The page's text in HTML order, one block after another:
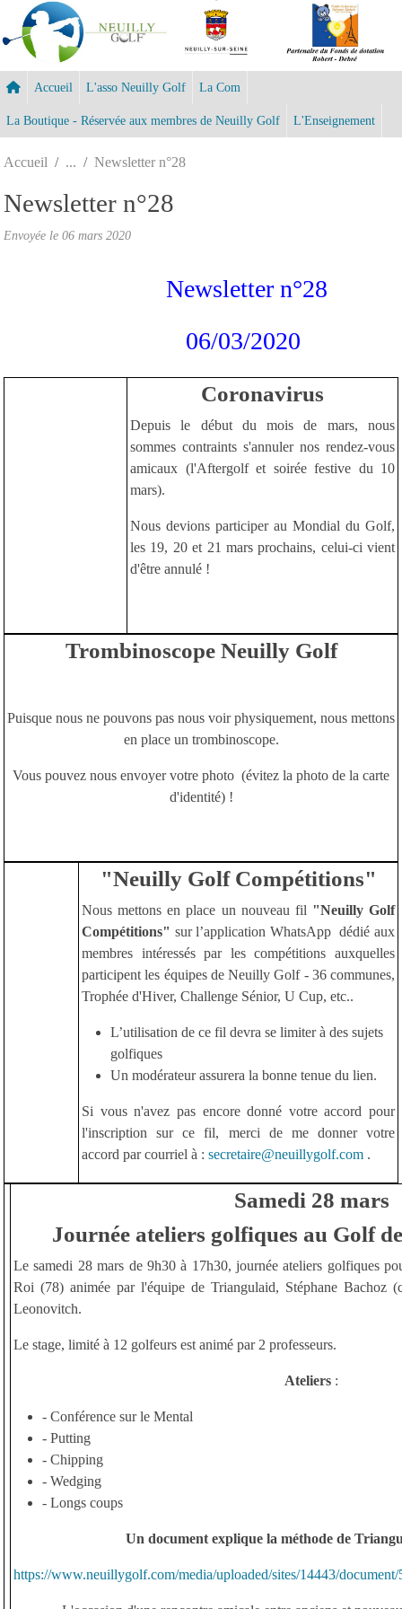
Accueil L'asso Neuilly Golf La Com
La Boutique - Réservée aux membres de Neuilly Golf L'Enseignement
Accueil Newsletter n°28
Newsletter n°28
Envoyée le 06 mars 2020
Newsletter n°28
06/03/2020
Coronavirus
Depuis le début du mois de mars, nous
sommes contraints s'annuler nos rendez-vous
amicaux (l'Aftergolf et soirée festive du 10
mars).
Nous devions participer au Mondial du Golf,
les 19, 20 et 21 mars prochains, celui-ci vient
d'être annulé !
Trombinoscope Neuilly Golf
Puisque nous ne pouvons pas nous voir physiquement, nous mettons
en place un trombinoscope.
Vous pouvez nous envoyer votre photo (évitez la photo de la carte
d'identité) !
"Neuilly Golf Compétitions"
Nous mettons en place un nouveau fil "Neuilly Golf
Compétitions" sur l’application WhatsApp dédié aux
membres intéressés par les compétitions auxquelles
participent les équipes de Neuilly Golf - 36 communes,
Trophée d'Hiver, Challenge Sénior, U Cup, etc..
L’utilisation de ce fil devra se limiter à des sujets
golfiques
Un modérateur assurera la bonne tenue du lien.
Si vous n'avez pas encore donné votre accord pour
l'inscription sur ce fil, merci de me donner votre
accord par courriel à : secretaire@neuillygolf.com .
Samedi 28 mars
Journée ateliers golfiques au Golf
Le samedi 28 mars de 9h30 à 17h30, journée ateliers golfiques
Roi (78) animée par l'équipe de Triangulaid, Stéphane Bachoz
Leonovitch.
Le stage, limité à 12 golfeurs est animé par 2 professeurs.
Ateliers :
- Conférence sur le Mental
- Putting
- Chipping
- Wedging
- Longs coups
Un document explique la méthode de
https://www.neuillygolf.com/media/uploaded/sites/14443/
Panneau de gestion des cookies